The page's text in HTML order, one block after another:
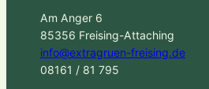
Am Anger 6
85356 Freising-Attaching
info@extragruen-freising.de
08161 / 81 795